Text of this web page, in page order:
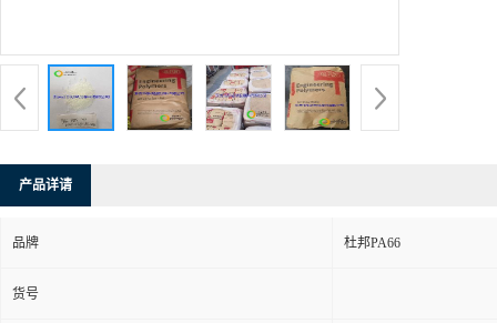
产品详请
品牌 杜邦PA66
货号